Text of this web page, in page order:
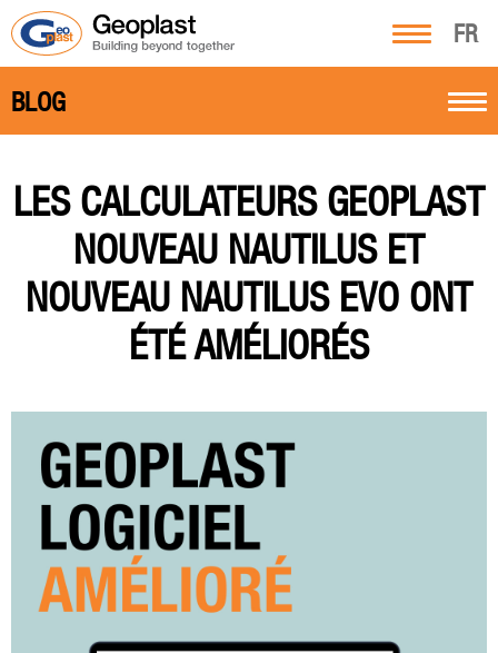
FR
BLOG
LES CALCULATEURS GEOPLAST
NOUVEAU NAUTILUS ET
NOUVEAU NAUTILUS EVO ONT
ÉTÉ AMÉLIORÉS